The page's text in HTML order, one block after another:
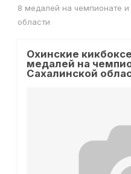
8 медалей на чемпионате
области
Охинские
медалей на
Сахалинской